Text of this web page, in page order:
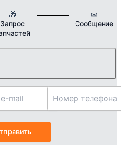
🎁
Запрос
✉
Сообщение